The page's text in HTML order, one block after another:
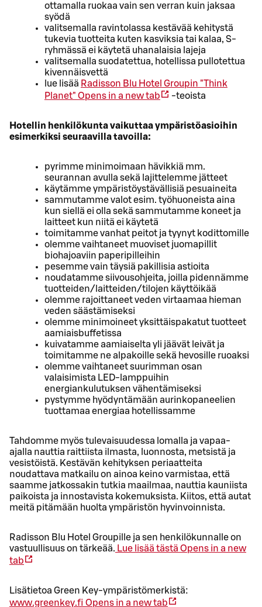
ottamalla ruokaa vain sen verran kuin jaksaa
syödä
valitsemalla ravintolassa kestävää kehitystä
tukevia tuotteita kuten kasviksia tai kalaa, S-
ryhmässä ei käytetä uhanalaisia lajeja
valitsemalla suodatettua, hotellissa pullotettua
kivennäisvettä
lue lisää Radisson Blu Hotel Groupin "Think
Planet" Opens in a new tab -teoista
Hotellin henkilökunta vaikuttaa ympäristöasioihin
esimerkiksi seuraavilla tavoilla:
pyrimme minimoimaan hävikkiä mm.
seurannan avulla sekä lajittelemme jätteet
käytämme ympäristöystävällisiä pesuaineita
sammutamme valot esim. työhuoneista aina
kun siellä ei olla sekä sammutamme koneet ja
laitteet kun niitä ei käytetä
toimitamme vanhat peitot ja tyynyt kodittomille
olemme vaihtaneet muoviset juomapillit
biohajoaviin paperipilleihin
pesemme vain täysiä pakillisia astioita
noudatamme siivousohjeita, joilla pidennämme
tuotteiden/laitteiden/tilojen käyttöikää
olemme rajoittaneet veden virtaamaa hieman
veden säästämiseksi
olemme minimoineet yksittäispakatut tuotteet
aamiaisbuffetissa
kuivatamme aamiaiselta yli jäävät leivät ja
toimitamme ne alpakoille sekä hevosille ruoaksi
olemme vaihtaneet suurimman osan
valaisimista LED-lamppuihin
energiankulutuksen vähentämiseksi
pystymme hyödyntämään aurinkopaneelien
tuottamaa energiaa hotellissamme
Tahdomme myös tulevaisuudessa lomalla ja vapaa-
ajalla nauttia raittiista ilmasta, luonnosta, metsistä ja
vesistöistä. Kestävän kehityksen periaatteita
noudattava matkailu on ainoa keino varmistaa, että
saamme jatkossakin tutkia maailmaa, nauttia kauniista
paikoista ja innostavista kokemuksista. Kiitos, että autat
meitä pitämään huolta ympäristön hyvinvoinnista.
Radisson Blu Hotel Groupille ja sen henkilökunnalle on
vastuullisuus on tärkeää. Lue lisää tästä Opens in a new
tab
Lisätietoa Green Key-ympäristömerkistä:
www.greenkey.fi Opens in a new tab